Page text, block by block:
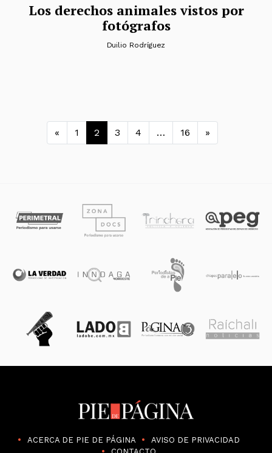
Los derechos animales vistos por
fotógrafos
Duilio Rodríguez
Navegación de entradas
« 1 2 3 4 … 16 »
ACERCA DE PIE DE PÁGINA
AVISO DE PRIVACIDAD